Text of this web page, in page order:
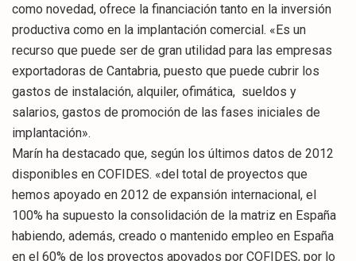
como novedad, ofrece la financiación tanto en la inversión
productiva como en la implantación comercial. «Es un
recurso que puede ser de gran utilidad para las empresas
exportadoras de Cantabria, puesto que puede cubrir los
gastos de instalación, alquiler, ofimática, sueldos y
salarios, gastos de promoción de las fases iniciales de
implantación».
Marín ha destacado que, según los últimos datos de 2012
disponibles en COFIDES. «del total de proyectos que
hemos apoyado en 2012 de expansión internacional, el
100% ha supuesto la consolidación de la matriz en España
habiendo, además, creado o mantenido empleo en España
en el 60% de los proyectos apoyados por COFIDES, por lo